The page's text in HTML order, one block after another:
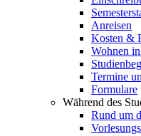
Anreisen
Kosten &
Wohnen
Termine
Formulare
Während des
Rund um